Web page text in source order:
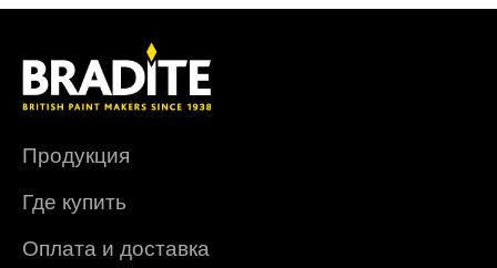
Продукция
Где купить
Оплата и доставка